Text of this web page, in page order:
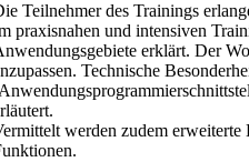
Teilnehmer des Trainings
praxisnahen und intensiven
erklärt. Der
Technische
werden zudem